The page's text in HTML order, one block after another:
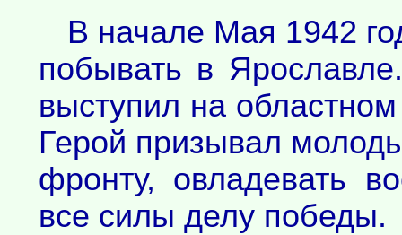
В начале Мая 1942
побывать в
выступил на
Герой призывал
фронту, овладевать
все силы делу победы.